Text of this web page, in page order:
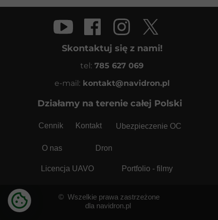
Działamy na terenie całej Polski
Dron
Cennik
Portfolio - filmy
Ubezpieczenie OC
Licencja UAVO
Skontaktuj się z nami!
tel: 785 627 069
e-mail:kontakt@navidron.pl
© Wszelkie prawa zastrzeżone
dla navidron.pl
Kontakt
O nas